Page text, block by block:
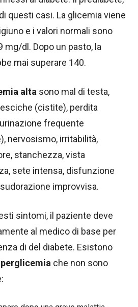
questi casi. La glicemia viene
e i valori normali sono
mg/dl. Dopo un pasto, la
mai superare 140.
alta sono mal di testa,
(cistite), perdita
frequente
nervosismo, irritabilità,
stanchezza, vista
sete intensa, disfunzione
improvvisa.
sintomi, il paziente deve
al medico di base per
di del diabete. Esistono
che non sono